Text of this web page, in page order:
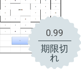
0.99
期限切
れ